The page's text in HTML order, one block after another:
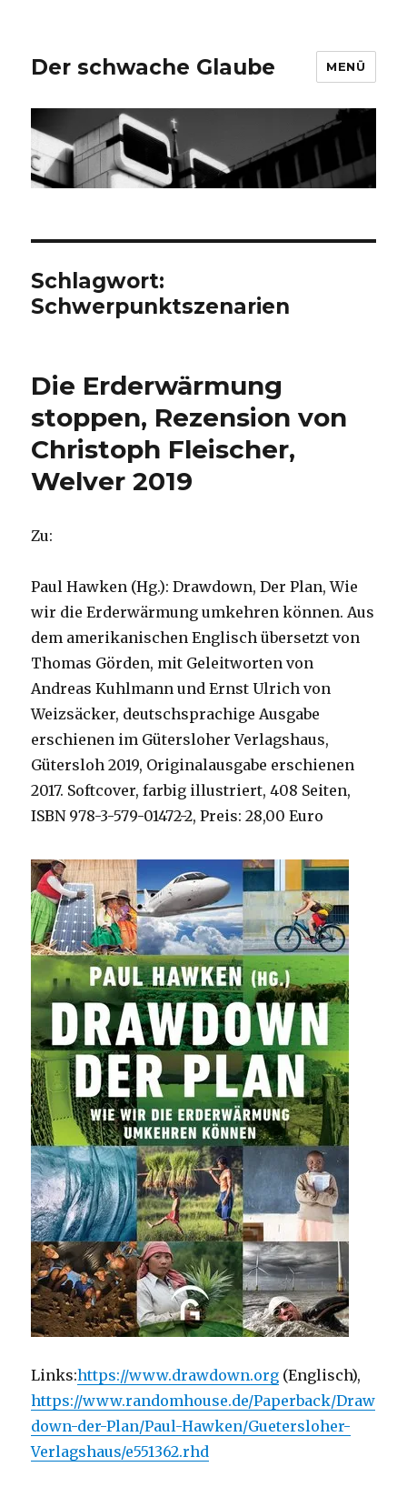
Der schwache Glaube MENÜ
Schlagwort:
Schwerpunktszenarien
Die Erderwärmung
stoppen, Rezension von
Christoph Fleischer,
Welver 2019
Zu:
Paul Hawken (Hg.): Drawdown, Der Plan, Wie
wir die Erderwärmung umkehren können. Aus
dem amerikanischen Englisch übersetzt von
Thomas Görden, mit Geleitworten von
Andreas Kuhlmann und Ernst Ulrich von
Weizsäcker, deutschsprachige Ausgabe
erschienen im Gütersloher Verlagshaus,
Gütersloh 2019, Originalausgabe erschienen
2017. Softcover, farbig illustriert, 408 Seiten,
ISBN 978-3-579-01472-2, Preis: 28,00 Euro
Links:https://www.drawdown.org (Englisch),
https://www.randomhouse.de/Paperback/Draw
down-der-Plan/Paul-Hawken/Guetersloher-
Verlagshaus/e551362.rhd